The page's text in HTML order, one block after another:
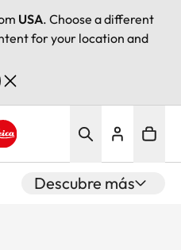
USA. Choose a different
for your location and
Descubre más